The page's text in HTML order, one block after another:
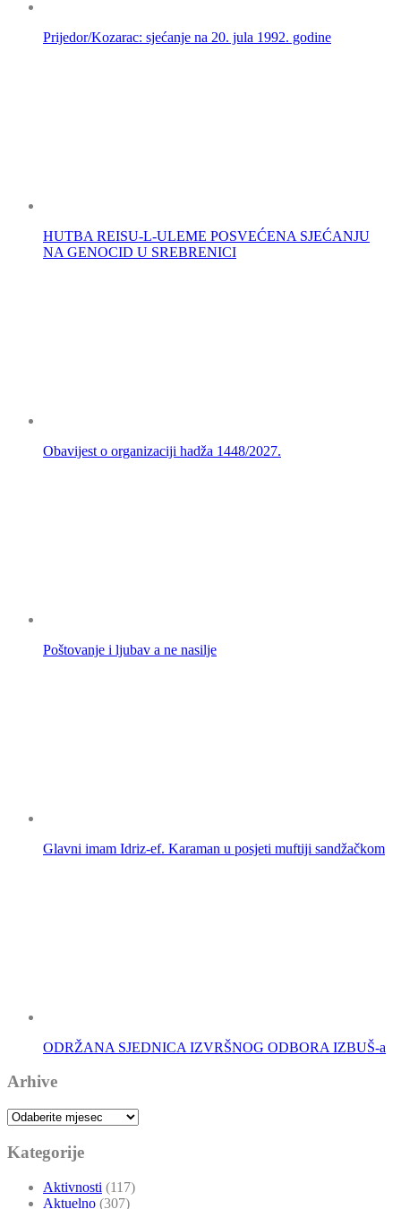
Prijedor/Kozarac: sjećanje na 20. jula 1992. godine
HUTBA REISU-L-ULEME POSVEĆENA SJEĆANJU
NA GENOCID U SREBRENICI
Obavijest o organizaciji hadža 1448/2027.
Poštovanje i ljubav a ne nasilje
Glavni imam Idriz-ef. Karaman u posjeti muftiji sandžačkom
ODRŽANA SJEDNICA IZVRŠNOG ODBORA IZBUŠ-a
Arhive
Arhive
Kategorije
Aktivnosti (117)
Aktuelno (307)